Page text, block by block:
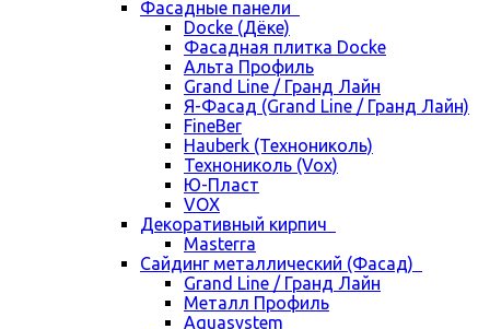
Фасадные панели
Docke (Дёке)
Фасадная плитка Docke
Альта Профиль
Grand Line / Гранд Лайн
Я-Фасад (Grand Line / Гранд Лайн)
FineBer
Hauberk (Технониколь)
Технониколь (Vox)
Ю-Пласт
VOX
Декоративный кирпич
Masterra
Сайдинг металлический (Фасад)
Grand Line / Гранд Лайн
Металл Профиль
Aquasystem